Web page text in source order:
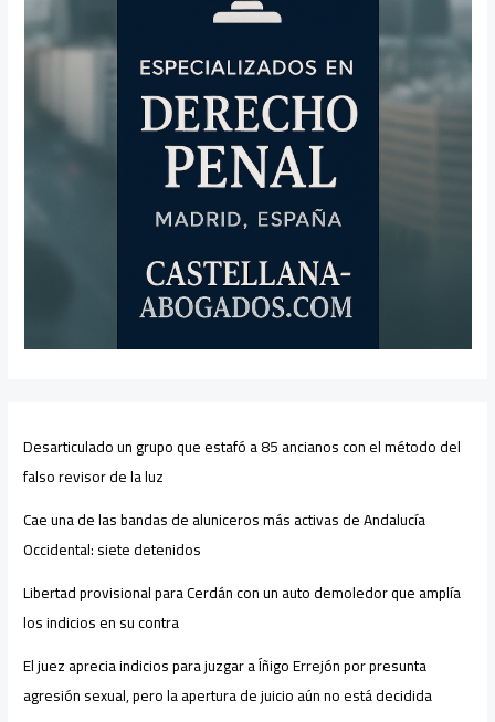
Desarticulado un grupo que estafó a 85 ancianos con el método del
falso revisor de la luz
Cae una de las bandas de aluniceros más activas de Andalucía
Occidental: siete detenidos
Libertad provisional para Cerdán con un auto demoledor que amplía
los indicios en su contra
El juez aprecia indicios para juzgar a Íñigo Errejón por presunta
agresión sexual, pero la apertura de juicio aún no está decidida